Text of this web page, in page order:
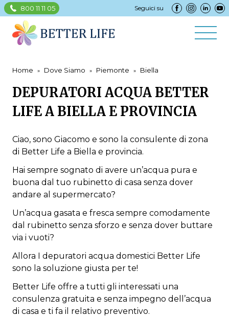
800 11 11 05 Seguici su
Home Dove Siamo Piemonte Biella
DEPURATORI ACQUA BETTER
LIFE A BIELLA E PROVINCIA
Ciao, sono Giacomo e sono la consulente di zona
di Better Life a Biella e provincia.
Hai sempre sognato di avere un’acqua pura e
buona dal tuo rubinetto di casa senza dover
andare al supermercato?
Un’acqua gasata e fresca sempre comodamente
dal rubinetto senza sforzo e senza dover buttare
via i vuoti?
Allora I depuratori acqua domestici Better Life
sono la soluzione giusta per te!
Better Life offre a tutti gli interessati una
consulenza gratuita e senza impegno dell’acqua
di casa e ti fa il relativo preventivo.